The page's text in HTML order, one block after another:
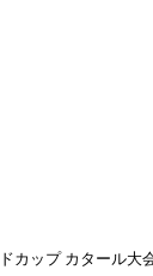
カップ カタール